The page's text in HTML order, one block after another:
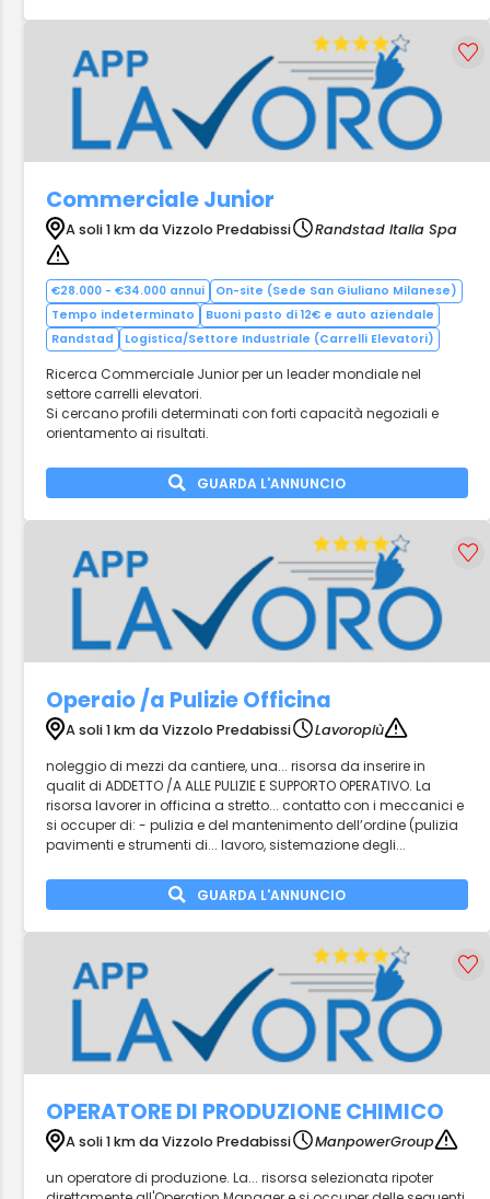
Commerciale Junior
A soli 1 km da Vizzolo Predabissi Randstad Italia Spa
€28.000 - €34.000 annui
On-site (Sede San Giuliano Milanese)
Tempo indeterminato
Buoni pasto di 12€ e auto aziendale
Randstad
Logistica/Settore Industriale (Carrelli Elevatori)
Ricerca Commerciale Junior per un leader mondiale nel
settore carrelli elevatori.
Si cercano profili determinati con forti capacità negoziali e
orientamento ai risultati.
GUARDA L'ANNUNCIO
Operaio /a Pulizie Officina
A soli 1 km da Vizzolo Predabissi
Lavoropiù
noleggio di mezzi da cantiere, una... risorsa da inserire in
qualit di ADDETTO /A ALLE PULIZIE E SUPPORTO OPERATIVO. La
risorsa lavorer in officina a stretto... contatto con i meccanici e
si occuper di: - pulizia e del mantenimento dell’ordine (pulizia
pavimenti e strumenti di... lavoro, sistemazione degli...
GUARDA L'ANNUNCIO
OPERATORE DI PRODUZIONE CHIMICO
A soli 1 km da Vizzolo Predabissi
ManpowerGroup
un operatore di produzione. La... risorsa selezionata ripoter